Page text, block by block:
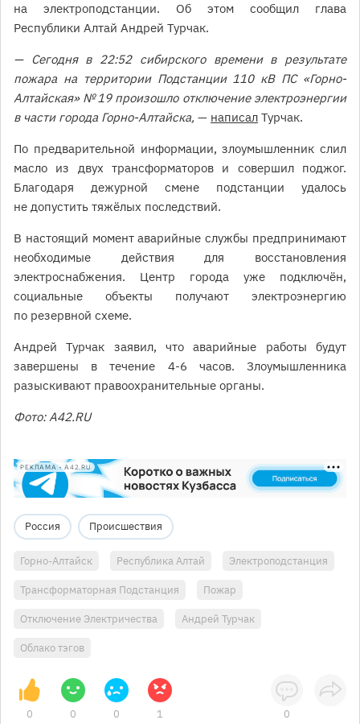
на электроподстанции. Об этом сообщил глава
Республики Алтай Андрей Турчак.
— Сегодня в 22:52 сибирского времени в результате
пожара на территории Подстанции 110 кВ ПС «Горно-
Алтайская» № 19 произошло отключение электроэнергии
в части города Горно-Алтайска, — написал Турчак.
По предварительной информации, злоумышленник слил
масло из двух трансформаторов и совершил поджог.
Благодаря дежурной смене подстанции удалось
не допустить тяжёлых последствий.
В настоящий момент аварийные службы предпринимают
необходимые действия для восстановления
электроснабжения. Центр города уже подключён,
социальные объекты получают электроэнергию
по резервной схеме.
Андрей Турчак заявил, что аварийные работы будут
завершены в течение 4-6 часов. Злоумышленника
разыскивают правоохранительные органы.
Фото: A42.RU
РЕКЛАМА • A42.RU
Россия Происшествия
Горно-Алтайск Республика Алтай Электроподстанция
Трансформаторная Подстанция Пожар
Отключение Электричества Андрей Турчак
Облако тэгов
0 0 0 1 0